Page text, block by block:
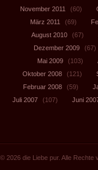
November 2011
(60)
März 2011
(69)
August 2010
(67)
Dezember 2009
(67)
Mai 2009
(103)
Oktober 2008
(121)
Februar 2008
(59)
Juli 2007
(107) Juni
© 2026 die Liebe pur. Alle